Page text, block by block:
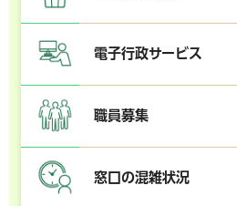
電子行政サービス
職員募集
窓口の混雑状況